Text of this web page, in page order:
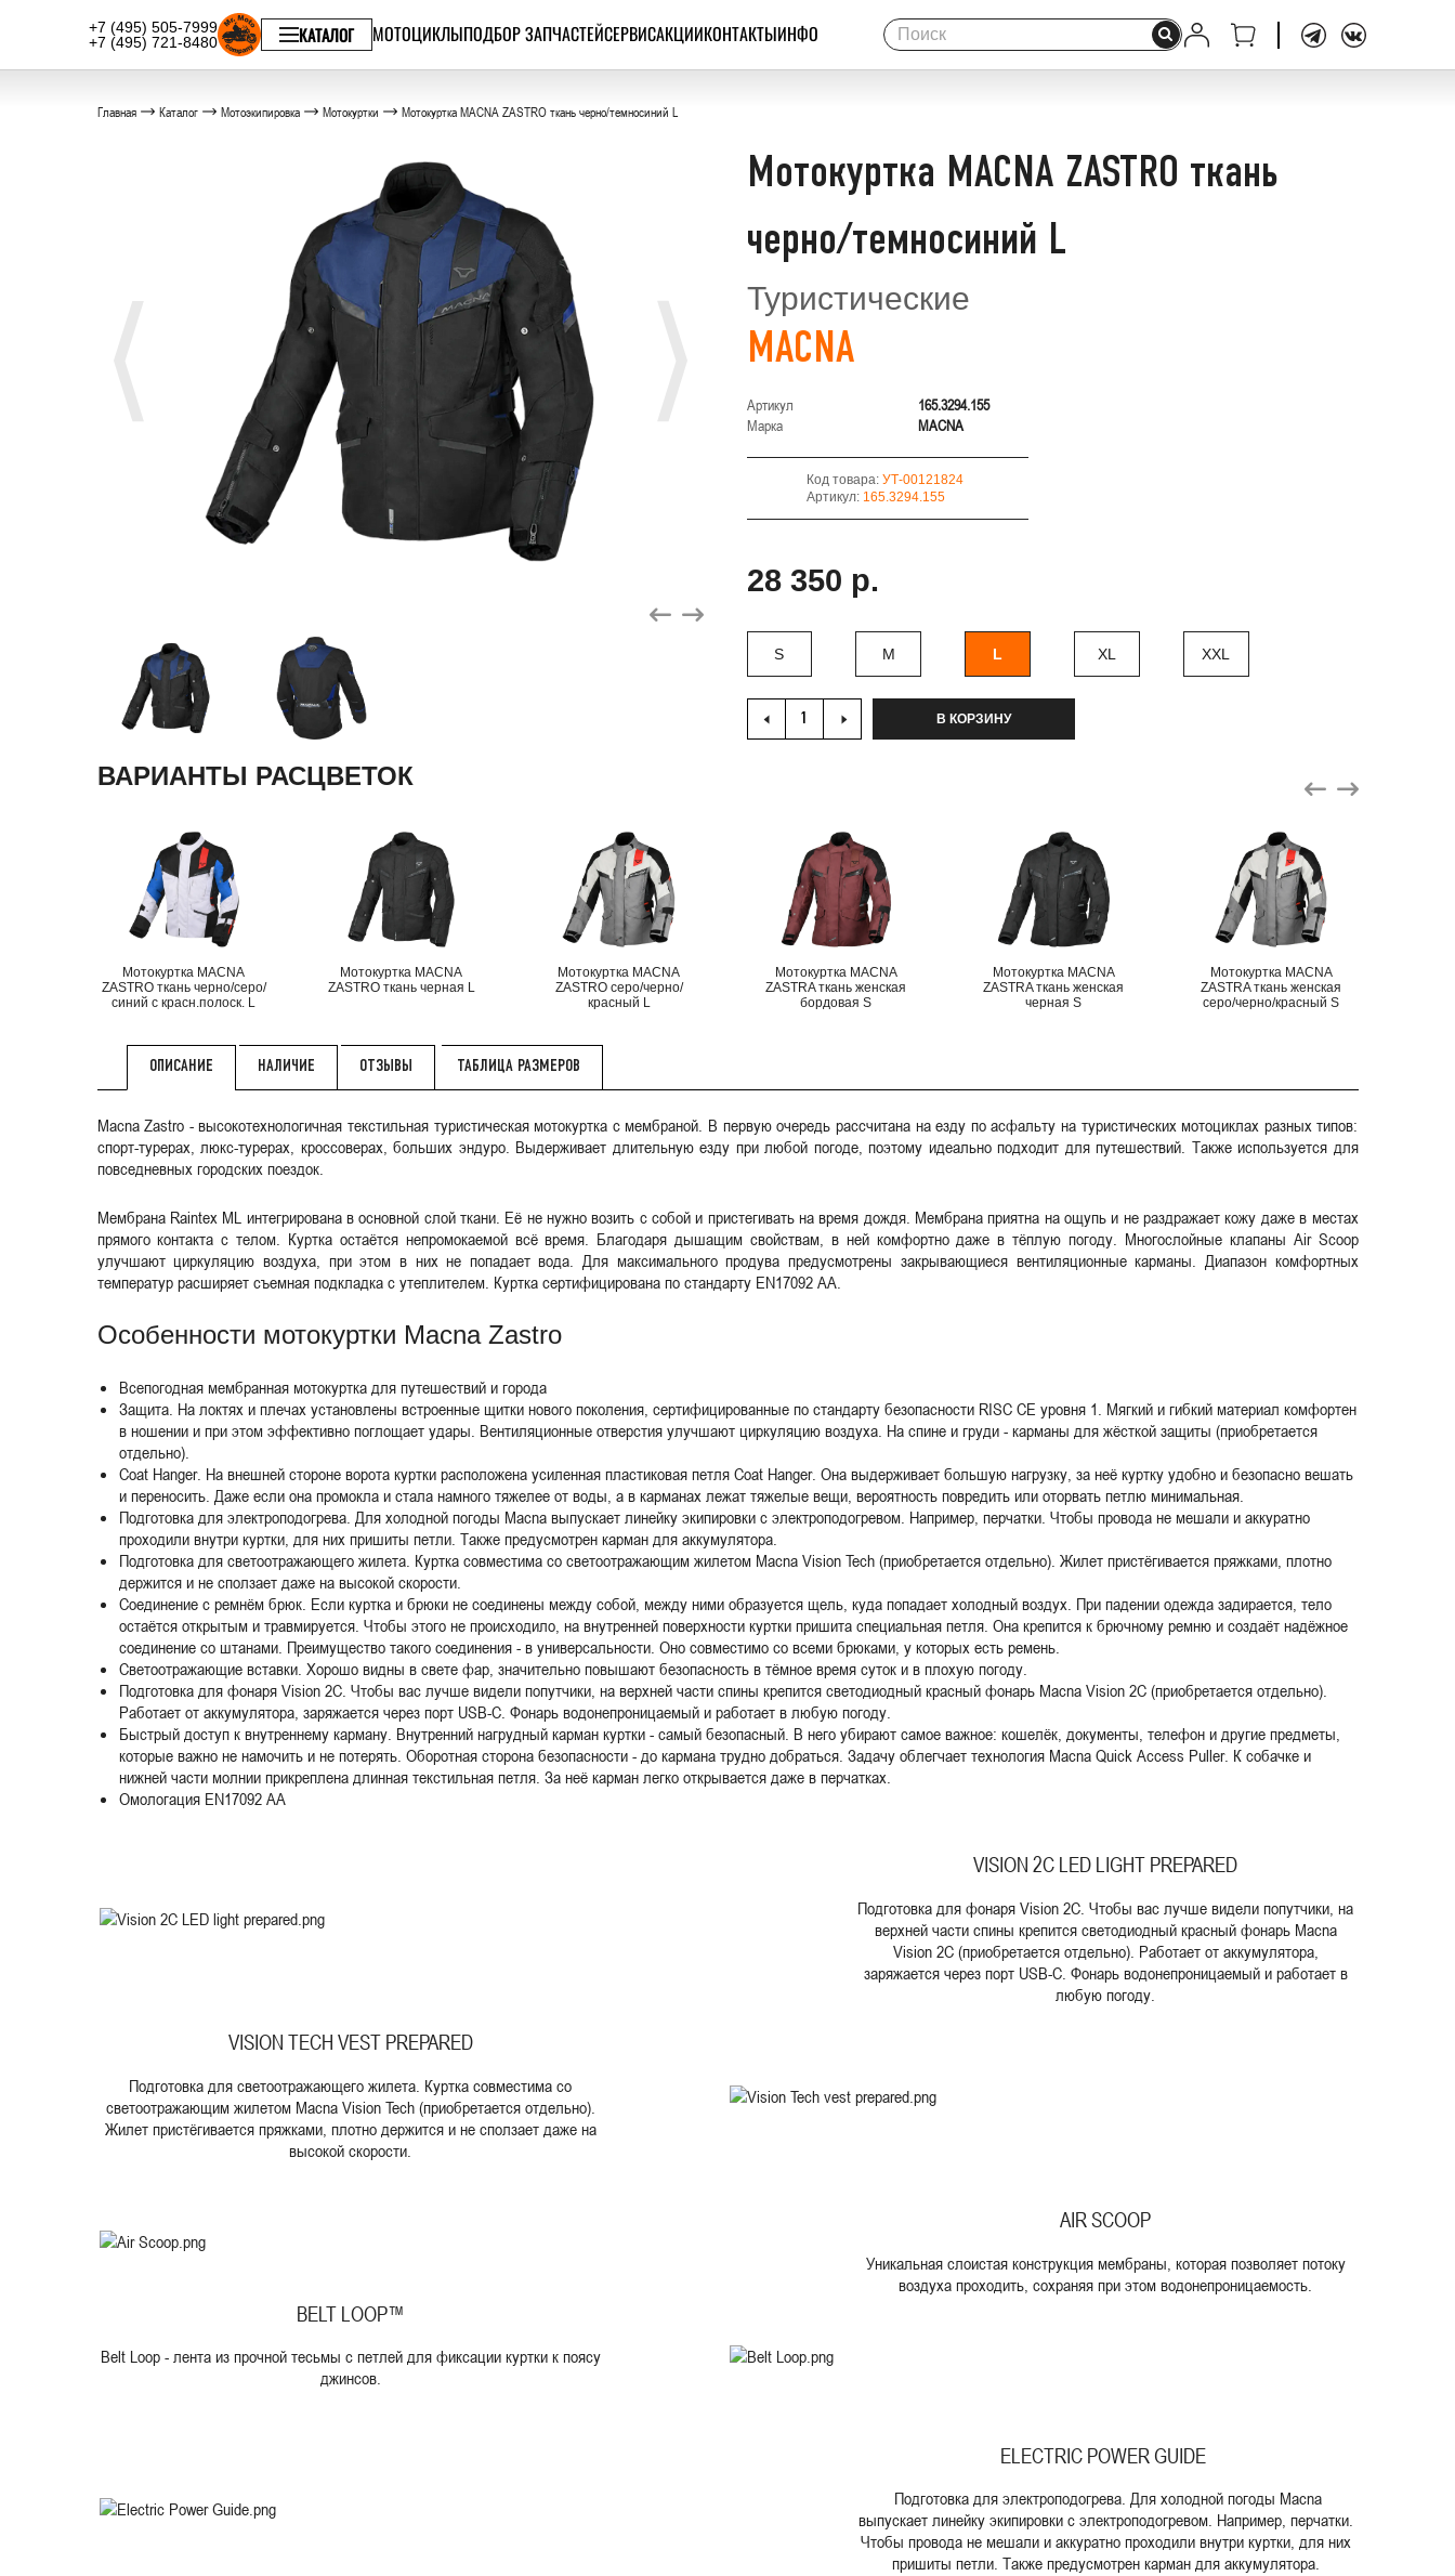
+7 (495) 505-7999
+7 (495) 721-8480
КАТАЛОГ МОТОЦИКЛЫПОДБОР ЗАПЧАСТЕЙСЕРВИСАКЦИИКОНТАКТЫИНФО
Главная Каталог Мотоэкипировка Мотокуртки Мотокуртка MACNA ZASTRO ткань черно/темносиний L
Мотокуртка MACNA ZASTRO ткань
черно/темносиний L
Туристические
MACNA
Артикул
165.3294.155
Марка
MACNA
Код товара: УТ-00121824
Артикул: 165.3294.155
28 350 р.
S M L XL XXL
В КОРЗИНУ
ВАРИАНТЫ РАСЦВЕТОК
Мотокуртка MACNA
ZASTRO ткань черно/серо/
синий с красн.полоск. L
Мотокуртка MACNA
ZASTRO ткань черная L
Мотокуртка MACNA
ZASTRO серо/черно/
красный L
Мотокуртка MACNA
ZASTRA ткань женская
бордовая S
Мотокуртка MACNA
ZASTRA ткань женская
черная S
Мотокуртка MACNA
ZASTRA ткань женская
cеро/черно/красный S
ОПИСАНИЕ НАЛИЧИЕ ОТЗЫВЫ ТАБЛИЦА РАЗМЕРОВ
Macna Zastro - высокотехнологичная текстильная туристическая мотокуртка с мембраной. В первую очередь рассчитана на езду по асфальту на туристических мотоциклах разных типов:
спорт-турерах, люкс-турерах, кроссоверах, больших эндуро. Выдерживает длительную езду при любой погоде, поэтому идеально подходит для путешествий. Также используется для
повседневных городских поездок.
Мембрана Raintex ML интегрирована в основной слой ткани. Её не нужно возить с собой и пристегивать на время дождя. Мембрана приятна на ощупь и не раздражает кожу даже в местах
прямого контакта с телом. Куртка остаётся непромокаемой всё время. Благодаря дышащим свойствам, в ней комфортно даже в тёплую погоду. Многослойные клапаны Air Scoop
улучшают циркуляцию воздуха, при этом в них не попадает вода. Для максимального продува предусмотрены закрывающиеся вентиляционные карманы. Диапазон комфортных
температур расширяет съемная подкладка с утеплителем. Куртка сертифицирована по стандарту EN17092 AА.
Особенности мотокуртки Macna Zastro
Всепогодная мембранная мотокуртка для путешествий и города
Защита. На локтях и плечах установлены встроенные щитки нового поколения, сертифицированные по стандарту безопасности RISC CE уровня 1. Мягкий и гибкий материал комфортен
в ношении и при этом эффективно поглощает удары. Вентиляционные отверстия улучшают циркуляцию воздуха. На спине и груди - карманы для жёсткой защиты (приобретается
отдельно).
Coat Hanger. На внешней стороне ворота куртки расположена усиленная пластиковая петля Coat Hanger. Она выдерживает большую нагрузку, за неё куртку удобно и безопасно вешать
и переносить. Даже если она промокла и стала намного тяжелее от воды, а в карманах лежат тяжелые вещи, вероятность повредить или оторвать петлю минимальная.
Подготовка для электроподогрева. Для холодной погоды Macna выпускает линейку экипировки с электроподогревом. Например, перчатки. Чтобы провода не мешали и аккуратно
проходили внутри куртки, для них пришиты петли. Также предусмотрен карман для аккумулятора.
Подготовка для светоотражающего жилета. Куртка совместима со светоотражающим жилетом Macna Vision Tech (приобретается отдельно). Жилет пристёгивается пряжками, плотно
держится и не сползает даже на высокой скорости.
Соединение с ремнём брюк. Если куртка и брюки не соединены между собой, между ними образуется щель, куда попадает холодный воздух. При падении одежда задирается, тело
остаётся открытым и травмируется. Чтобы этого не происходило, на внутренней поверхности куртки пришита специальная петля. Она крепится к брючному ремню и создаёт надёжное
соединение со штанами. Преимущество такого соединения - в универсальности. Оно совместимо со всеми брюками, у которых есть ремень.
Светоотражающие вставки. Хорошо видны в свете фар, значительно повышают безопасность в тёмное время суток и в плохую погоду.
Подготовка для фонаря Vision 2C. Чтобы вас лучше видели попутчики, на верхней части спины крепится светодиодный красный фонарь Macna Vision 2C (приобретается отдельно).
Работает от аккумулятора, заряжается через порт USB-C. Фонарь водонепроницаемый и работает в любую погоду.
Быстрый доступ к внутреннему карману. Внутренний нагрудный карман куртки - самый безопасный. В него убирают самое важное: кошелёк, документы, телефон и другие предметы,
которые важно не намочить и не потерять. Оборотная сторона безопасности - до кармана трудно добраться. Задачу облегчает технология Macna Quick Access Puller. К собачке и
нижней части молнии прикреплена длинная текстильная петля. За неё карман легко открывается даже в перчатках.
Омологация EN17092 AА
VISION 2C LED LIGHT PREPARED
Подготовка для фонаря Vision 2C. Чтобы вас лучше видели попутчики, на
верхней части спины крепится светодиодный красный фонарь Macna
Vision 2C (приобретается отдельно). Работает от аккумулятора,
заряжается через порт USB-C. Фонарь водонепроницаемый и работает в
любую погоду.
VISION TECH VEST PREPARED
Подготовка для светоотражающего жилета. Куртка совместима со
светоотражающим жилетом Macna Vision Tech (приобретается отдельно).
Жилет пристёгивается пряжками, плотно держится и не сползает даже на
высокой скорости.
AIR SCOOP
Уникальная слоистая конструкция мембраны, которая позволяет потоку
воздуха проходить, сохраняя при этом водонепроницаемость.
BELT LOOP™
Belt Loop - лента из прочной тесьмы с петлей для фиксации куртки к поясу
джинсов.
ELECTRIC POWER GUIDE
Подготовка для электроподогрева. Для холодной погоды Macna
выпускает линейку экипировки с электроподогревом. Например, перчатки.
Чтобы провода не мешали и аккуратно проходили внутри куртки, для них
пришиты петли. Также предусмотрен карман для аккумулятора.